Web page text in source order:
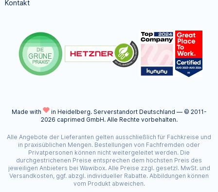
Kontakt
Made with in Heidelberg. Serverstandort Deutschland — © 2011-
2026 caprimed GmbH. Alle Rechte vorbehalten.
Alle Angebote der Lieferanten gelten ausschließlich für Fachkreise und
in praxisüblichen Mengen. Bestellungen von Fachfremden oder
Privatpersonen können nicht weitergeleitet werden. Die
durchgestrichenen Preise entsprechen dem höchsten Preis des
jeweiligen Anbieters bei Wawibox. Alle Preise zzgl. gesetzl. MwSt. und
Versandkosten, ggf. abzgl. individueller Rabatte. Abbildungen können
vom Produkt abweichen.